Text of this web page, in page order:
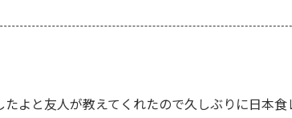
たよと友人が教えてくれたので久しぶりに日本